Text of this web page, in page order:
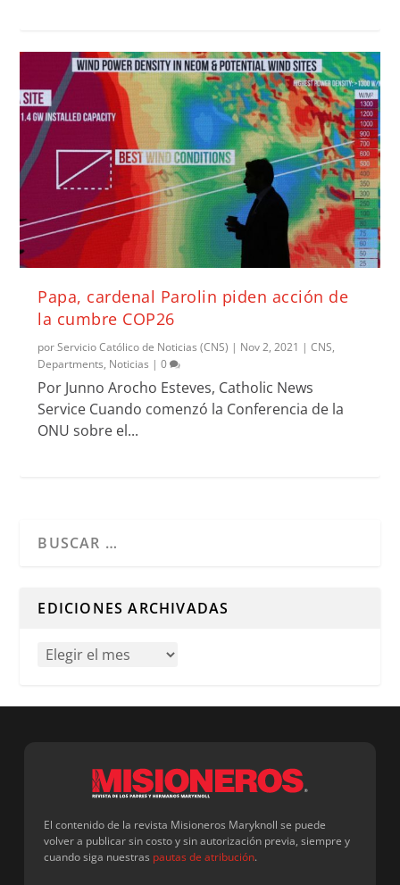
Papa, cardenal Parolin piden acción de
la cumbre COP26
porServicio Católico de Noticias (CNS) | Nov 2, 2021 |CNS,
Departments, Noticias |0
Por Junno Arocho Esteves, Catholic News
Service Cuando comenzó la Conferencia de la
ONU sobre el...
EDICIONES ARCHIVADAS
El contenido de la revista Misioneros Maryknoll se puede
volver a publicar sin costo y sin autorización previa, siempre y
cuando siga nuestras pautas de atribución.